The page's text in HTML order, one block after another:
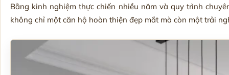
Bằng kinh nghiệm thực chiến nhiều năm và quy trình
không chỉ một căn hộ hoàn thiện đẹp mắt mà còn một trải